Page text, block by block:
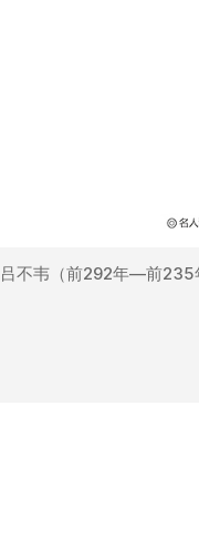
吕不韦（前292年—前235